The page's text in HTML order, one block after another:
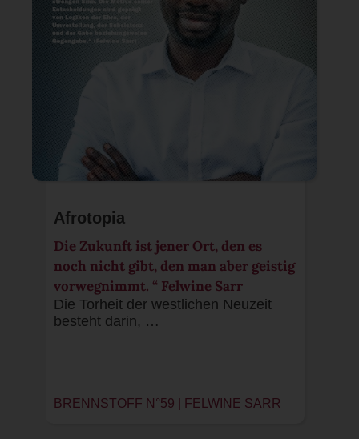
Afrotopia
Die Zukunft ist jener Ort, den es
noch nicht gibt, den man aber geistig
vorwegnimmt. “ Felwine Sarr
Die Torheit der westlichen Neuzeit
besteht darin, …
BRENNSTOFF N°59 | FELWINE SARR